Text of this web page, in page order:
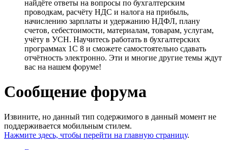
найдёте ответы на вопросы по бухгалтерским
проводкам, расчёту НДС и налога на прибыль,
начислению зарплаты и удержанию НДФЛ, плану
счетов, себестоимости, материалам, товарам, услугам,
учёту в УСН. Научитесь работать в бухгалтерских
программах 1С 8 и сможете самостоятельно сдавать
отчётность электронно. Эти и многие другие темы ждут
вас на нашем форуме!
Сообщение форума
Извините, но данный тип содержимого в данный момент не
поддерживается мобильным стилем.
Нажмите здесь, чтобы перейти на главную страницу.